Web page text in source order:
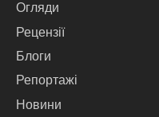
Огляди
Рецензії
Блоги
Репортажі
Новини